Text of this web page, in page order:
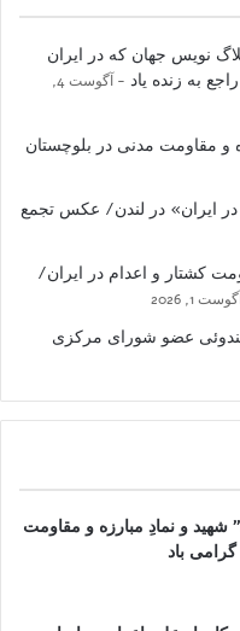
نویس جهان که در ایران
به زنده یاد
آگوست 4,
و مقاومت مدنی در بلوچستان
در ایران» در لندن/ عکس تجمع
کشتار و اعدام در ایران/
1, 2026
بندوئی عضو شورای مرکزی
شهید و نمادِ مبارزه و مقاومت
باد